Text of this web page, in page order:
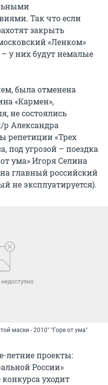
Так что если
закрыть
«Ленком»
у них будут немалые
была отменена
«Кармен»,
не состоялись
р Александра
репетиции «Трех
под угрозой – поездка
ума» Игоря Селина
главный российский
не эксплуатируется).
маски - 2010" "Горе от ума"
летние проекты:
России»
уходит